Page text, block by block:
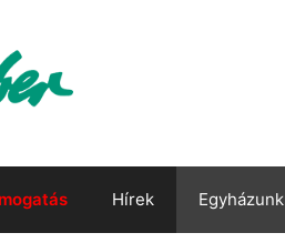
Hírek Egyházunk